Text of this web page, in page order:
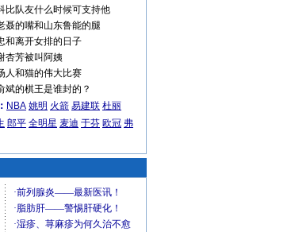
比队友什么时候可支持他
聂的嘴和山东鲁能的腿
和离开女排的日子
杏芳被叫阿姨
人和猫的伟大比赛
斌的棋王是谁封的？
NBA 姚明 火箭 易建联 杜丽
郎平 全明星 麦迪 于芬 欧冠 弗